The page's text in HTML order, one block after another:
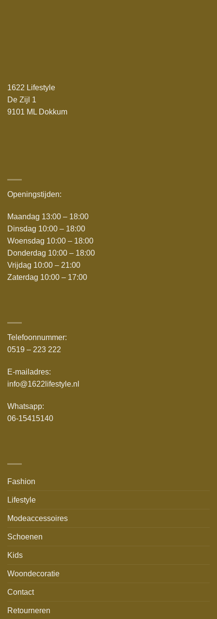
1622 Lifestyle
De Zijl 1
9101 ML Dokkum
Openingstijden:
Maandag 13:00 – 18:00
Dinsdag 10:00 – 18:00
Woensdag 10:00 – 18:00
Donderdag 10:00 – 18:00
Vrijdag 10:00 – 21:00
Zaterdag 10:00 – 17:00
Telefoonnummer:
0519 – 223 222
E-mailadres:
info@1622lifestyle.nl
Whatsapp:
06-15415140
Fashion
Lifestyle
Modeaccessoires
Schoenen
Kids
Woondecoratie
Contact
Retourneren